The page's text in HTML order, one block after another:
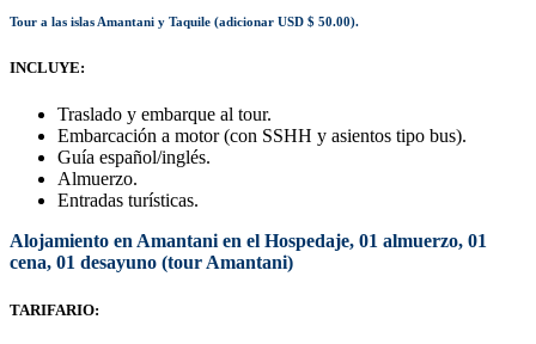
Tour a las islas Amantani y Taquile (adicionar USD $ 50.00).
INCLUYE:
Traslado y embarque al tour.
Embarcación a motor (con SSHH y asientos tipo bus).
Guía español/inglés.
Almuerzo.
Entradas turísticas.
Alojamiento en Amantani en el Hospedaje, 01 almuerzo, 01
cena, 01 desayuno (tour Amantani)
TARIFARIO: